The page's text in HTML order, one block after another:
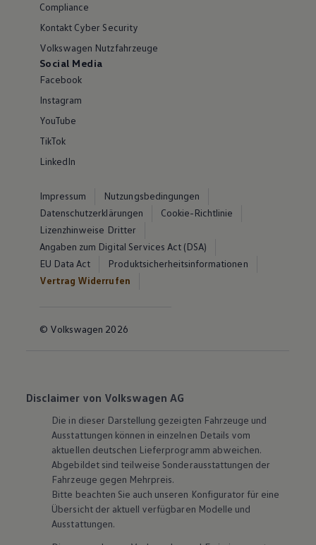
Compliance
Kontakt Cyber Security
Volkswagen Nutzfahrzeuge
Social Media
Facebook
Instagram
YouTube
TikTok
LinkedIn
Impressum
Nutzungsbedingungen
Datenschutzerklärungen
Cookie-Richtlinie
Lizenzhinweise Dritter
Angaben zum Digital Services Act (DSA)
EU Data Act
Produktsicherheitsinformationen
Vertrag Widerrufen
© Volkswagen 2026
Disclaimer von Volkswagen AG
Die in dieser Darstellung gezeigten Fahrzeuge und
Ausstattungen können in einzelnen Details vom
aktuellen deutschen Lieferprogramm abweichen.
Abgebildet sind teilweise Sonderausstattungen der
Fahrzeuge gegen Mehrpreis.
Bitte beachten Sie auch unseren Konfigurator für eine
Übersicht der aktuell verfügbaren Modelle und
Ausstattungen.